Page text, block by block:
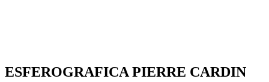
ESFEROGRAFICA PIERRE CARDIN